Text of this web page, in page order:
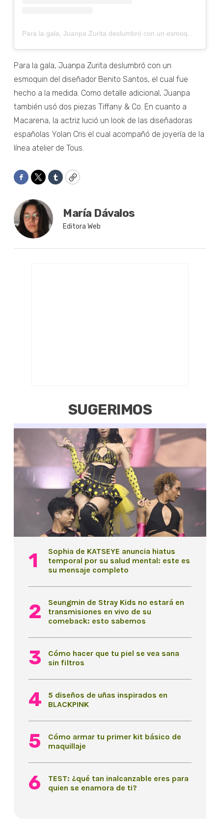
Para la gala, Juanpa Zurita deslumbró con un esmoquin del diseñador Benito Santos, el cual fue hecho a la medida. Como detalle adicional, Juanpa también usó dos piezas Tiffany & Co. En cuanto a Macarena, la actriz lució un look de las diseñadoras españolas Yolan Cris el cual acompañó de joyería de la línea atelier de Tous.
Para la gala, Juanpa Zurita deslumbró con un
esmoquin del diseñador Benito Santos, el cual fue
hecho a la medida. Como detalle adicional, Juanpa
también usó dos piezas Tiffany & Co. En cuanto a
Macarena, la actriz lució un look de las diseñadoras
españolas Yolan Cris el cual acompañó de joyería de la
línea atelier de Tous.
Facebook
TwitterTumblrCopy
María Dávalos
Editora Web
SUGERIMOS
Sophia de KATSEYE anuncia hiatus
temporal por su salud mental: este es
su mensaje completo
Seungmin de Stray Kids no estará en
transmisiones en vivo de su
comeback: esto sabemos
Cómo hacer que tu piel se vea sana
sin filtros
5 diseños de uñas inspirados en
BLACKPINK
Cómo armar tu primer kit básico de
maquillaje
TEST: ¿qué tan inalcanzable eres para
quien se enamora de ti?